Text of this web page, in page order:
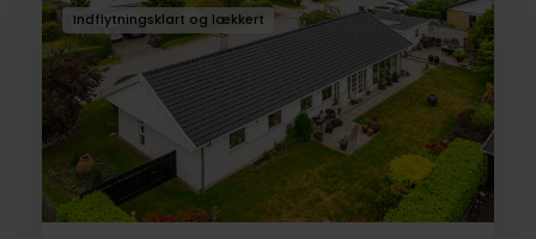
Indflytningsklart og lækkert